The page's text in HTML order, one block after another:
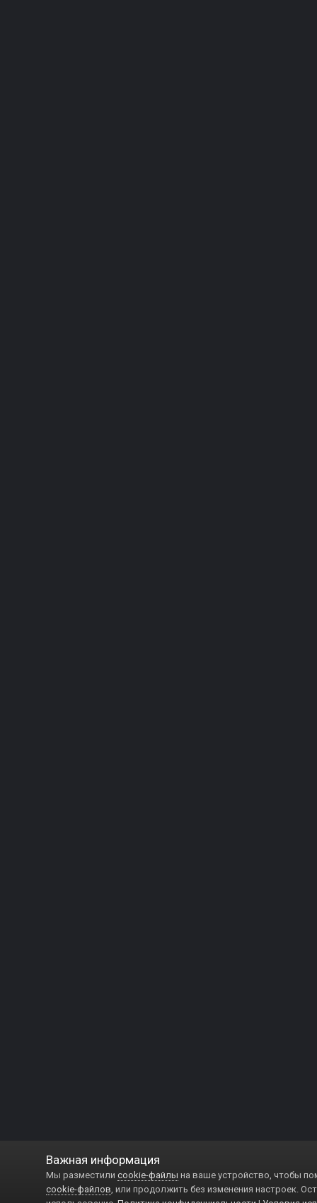
Важная информация
Мы разместили cookie-файлы на ваше устройство, чтобы
cookie-файлов, или продолжить без изменения настроек.